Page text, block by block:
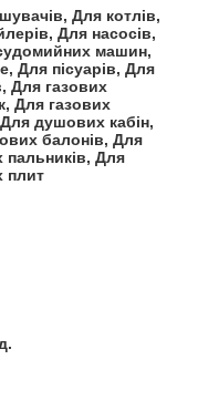
Для котлів,
Для насосів,
машин,
Для пісуарів, Для
Для газових
Для газових
Для душових кабін,
балонів, Для
пальників, Для
плит